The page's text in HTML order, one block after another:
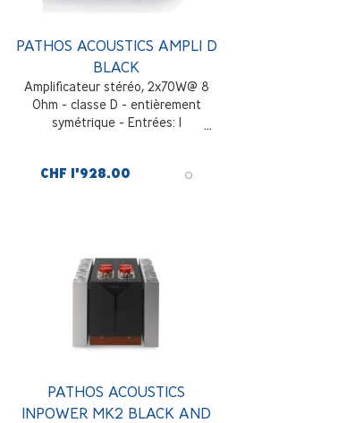
PATHOS ACOUSTICS AMPLI D
BLACK
Amplificateur stéréo, 2x70W@ 8
Ohm - classe D - entièrement
symétrique - Entrées: 1
CHF 1'928.00
PATHOS ACOUSTICS
INPOWER MK2 BLACK AND